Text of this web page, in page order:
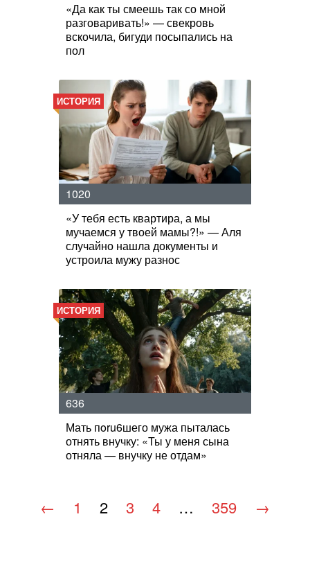
«Да как ты смеешь так со мной
разговаривать!» — свекровь
вскочила, бигуди посыпались на
пол
ИСТОРИЯ
1020
«У тебя есть квартира, а мы
мучаемся у твоей мамы?!» — Аля
случайно нашла документы и
устроила мужу разнос
ИСТОРИЯ
636
Мать пoru6шего мужа пыталась
отнять внучку: «Ты у меня сына
отняла — внучку не отдам»
← 1 2 3 4 … 359 →